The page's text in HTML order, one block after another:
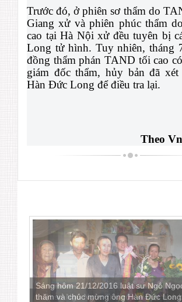
Trước đó, ở phiên sơ thẩm do
Giang xử và phiên phúc thẩm
cao tại Hà Nội xử đều tuyên bị
Long tử hình. Tuy nhiên, tháng
đồng thẩm phán TAND tối cao
giám đốc thẩm, hủy bản đã
Hàn Đức Long để điều tra lại.
Theo
Luật sư Ngô Ngọc Trai còn là một nhà
Sáng hôm 21/12/2016 luật sư Ngô
thăm và chúc mừng ông Hàn Đức